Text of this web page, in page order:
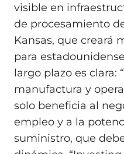
visible en
de procesamiento
Kansas, que creará
para
largo plazo es clara:
manufactura y
solo beneficia al
empleo y a la
suministro, que